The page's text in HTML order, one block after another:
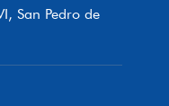
San Pedro de